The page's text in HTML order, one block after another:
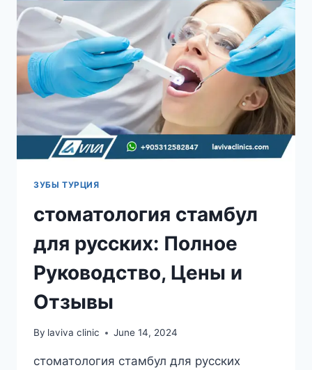
ЗУБЫ ТУРЦИЯ
стоматология стамбул
для русских: Полное
Руководство, Цены и
Отзывы
By laviva clinic June 14, 2024
стоматология стамбул для русских